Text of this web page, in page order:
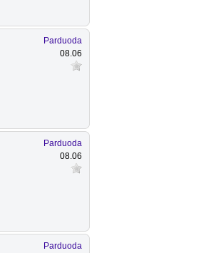
Parduoda
08.06
Parduoda
08.06
Parduoda